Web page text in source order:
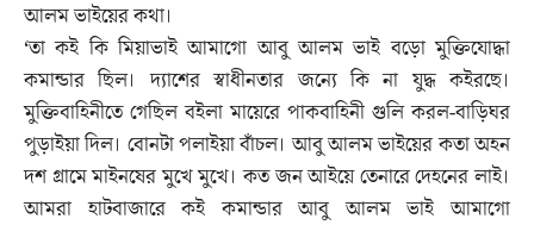
আলম ভাইয়ের কথা।
‘তা কই কি মিয়াভাই আমাগো আবু আলম ভাই বড়ো মুক্তিযোদ্ধা
কমান্ডার ছিল। দ্যাশের স্বাধীনতার জন্যে কি না যুদ্ধ কইরছে।
মুক্তিবাহিনীতে গেছিল বইলা মায়েরে পাকবাহিনী গুলি করল-বাড়িঘর
পুড়াইয়া দিল। বোনটা পলাইয়া বাঁচল। আবু আলম ভাইয়ের কতা অহন
দশ গ্রামে মাইনষের মুখে মুখে। কত জন আইয়ে তেনারে দেহনের লাই।
আমরা হাটবাজারে কই কমান্ডার আবু আলম ভাই আমাগো